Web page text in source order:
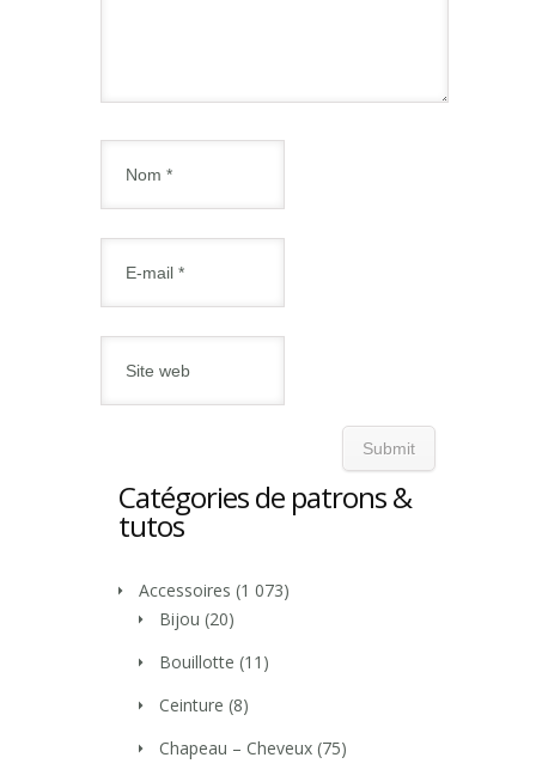
Catégories de patrons &
tutos
Accessoires (1 073)
Bijou (20)
Bouillotte (11)
Ceinture (8)
Chapeau – Cheveux (75)